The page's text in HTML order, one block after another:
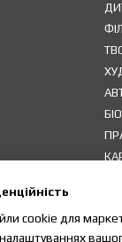
cookie для